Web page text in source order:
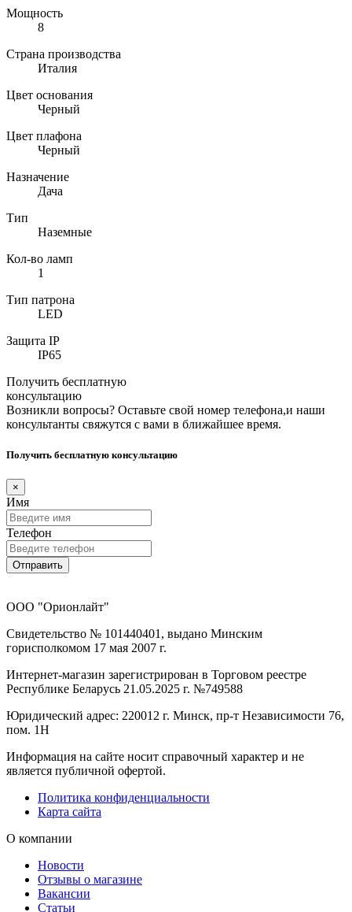
Мощность
8
Страна производства
Италия
Цвет основания
Черный
Цвет плафона
Черный
Назначение
Дача
Тип
Наземные
Кол-во ламп
1
Тип патрона
LED
Защита IP
IP65
Получить бесплатную
консультацию
Возникли вопросы? Оставьте свой номер телефона,и наши
консультанты свяжутся с вами в ближайшее время.
Получить бесплатную консультацию
×
Имя
Телефон
Отправить
ООО "Орионлайт"
Свидетельство № 101440401, выдано Минским
горисполкомом 17 мая 2007 г.
Интернет-магазин зарегистрирован в Торговом реестре
Республике Беларусь 21.05.2025 г. №749588
Юридический адрес: 220012 г. Минск, пр-т Независимости 76,
пом. 1Н
Информация на сайте носит справочный характер и не
является публичной офертой.
Политика конфиденциальности
Карта сайта
О компании
Новости
Отзывы о магазине
Вакансии
Статьи